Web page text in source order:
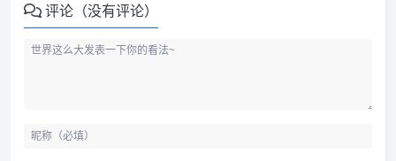
评论（没有评论）